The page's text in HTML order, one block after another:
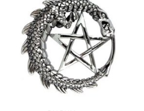
liste